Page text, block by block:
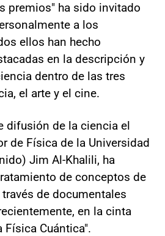
premios" ha sido invitado
a los
ellos han hecho
en la descripción y
dentro de las tres
el arte y el cine.
difusión de la ciencia el
de Física de la Universidad
Jim Al-Khalili, ha
de conceptos de
de documentales
en la cinta
Física Cuántica".